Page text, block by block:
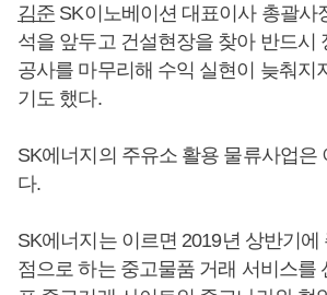
김준 SK이노베이션 대표이사 총괄사
석을 앞두고 건설현장을 찾아 반드시
공사를 마무리해 수익 실현이 늦춰지
기도 했다.
SK에너지의 주유소 활용 물류사업은
다.
SK에너지는 이르면 2019년 상반기에
점으로 하는 중고물품 거래 서비스를